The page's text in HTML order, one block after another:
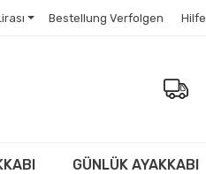
Bestellung Verfolgen Hilfe
GÜNLÜK AYAKKABI